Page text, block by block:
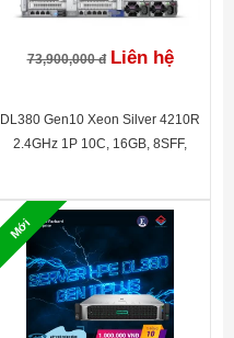
73,900,000 đ Liên hệ
DL380 Gen10 Xeon Silver 4210R
2.4GHz 1P 10C, 16GB, 8SFF,
P19720-B21
Mới